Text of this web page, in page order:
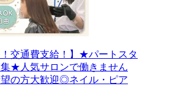
！交通費支給！】★パートスタ
★人気サロンで働きません
の方大歓迎◎ネイル・ピア